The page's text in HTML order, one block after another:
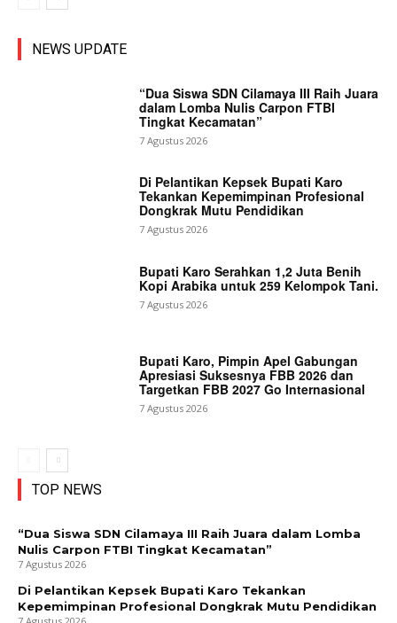
NEWS UPDATE
“Dua Siswa SDN Cilamaya III Raih Juara
dalam Lomba Nulis Carpon FTBI
Tingkat Kecamatan”
7 Agustus 2026
Di Pelantikan Kepsek Bupati Karo
Tekankan Kepemimpinan Profesional
Dongkrak Mutu Pendidikan
7 Agustus 2026
Bupati Karo Serahkan 1,2 Juta Benih
Kopi Arabika untuk 259 Kelompok Tani.
7 Agustus 2026
Bupati Karo, Pimpin Apel Gabungan
Apresiasi Suksesnya FBB 2026 dan
Targetkan FBB 2027 Go Internasional
7 Agustus 2026
TOP NEWS
“Dua Siswa SDN Cilamaya III Raih Juara dalam Lomba
Nulis Carpon FTBI Tingkat Kecamatan”
7 Agustus 2026
Di Pelantikan Kepsek Bupati Karo Tekankan
Kepemimpinan Profesional Dongkrak Mutu Pendidikan